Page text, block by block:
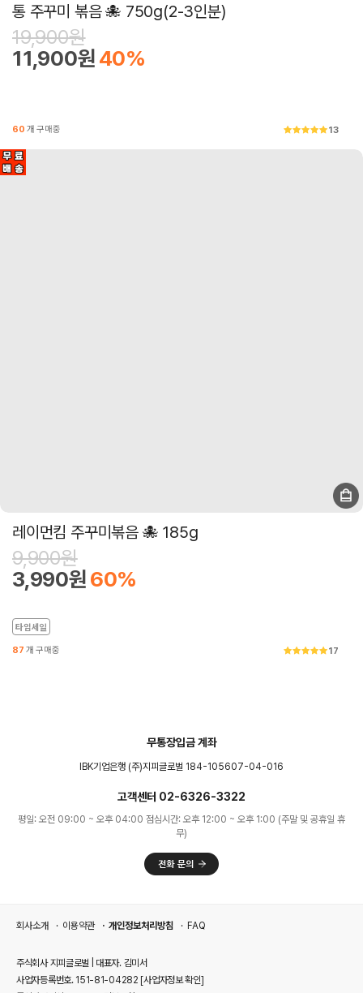
통 주꾸미 볶음 🐙 750g(2-3인분)
19,900원
11,900원40%
60 개 구매중 13
레이먼킴 주꾸미볶음 🐙 185g
9,900원
3,990원60%
타임세일
87 개 구매중 17
무통장입금 계좌
IBK기업은행 (주)지피글로벌 184-105607-04-016
고객센터 02-6326-3322
평일: 오전 09:00 ~ 오후 04:00 점심시간: 오후 12:00 ~ 오후 1:00 (주말 및 공휴일 휴
무)
회사소개 이용약관 개인정보처리방침 FAQ
주식회사 지피글로벌 | 대표자. 김미서
사업자등록번호. 151-81-04282 [사업자정보 확인]